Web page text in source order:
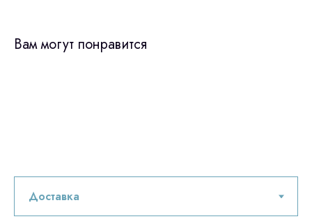
Вам могут понравится